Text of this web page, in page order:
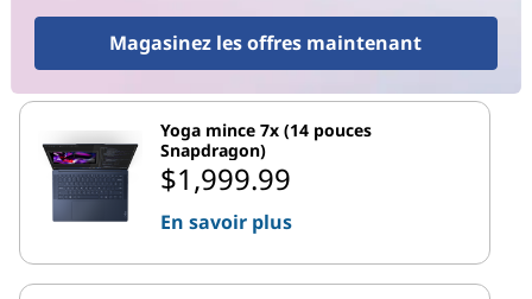
Magasinez les offres maintenant
Yoga mince 7x (14 pouces
Snapdragon)
$1,999.99
En savoir plus